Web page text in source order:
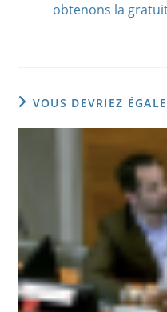
obtenons la
VOUS DEVRIEZ